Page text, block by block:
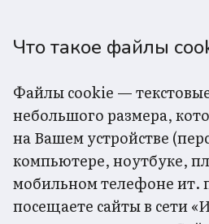
Что такое файлы
Файлы cookie —
небольшого размера,
на Вашем устройстве
компьютере, ноутбуке,
мобильном телефоне ит.
посещаете сайты в сети